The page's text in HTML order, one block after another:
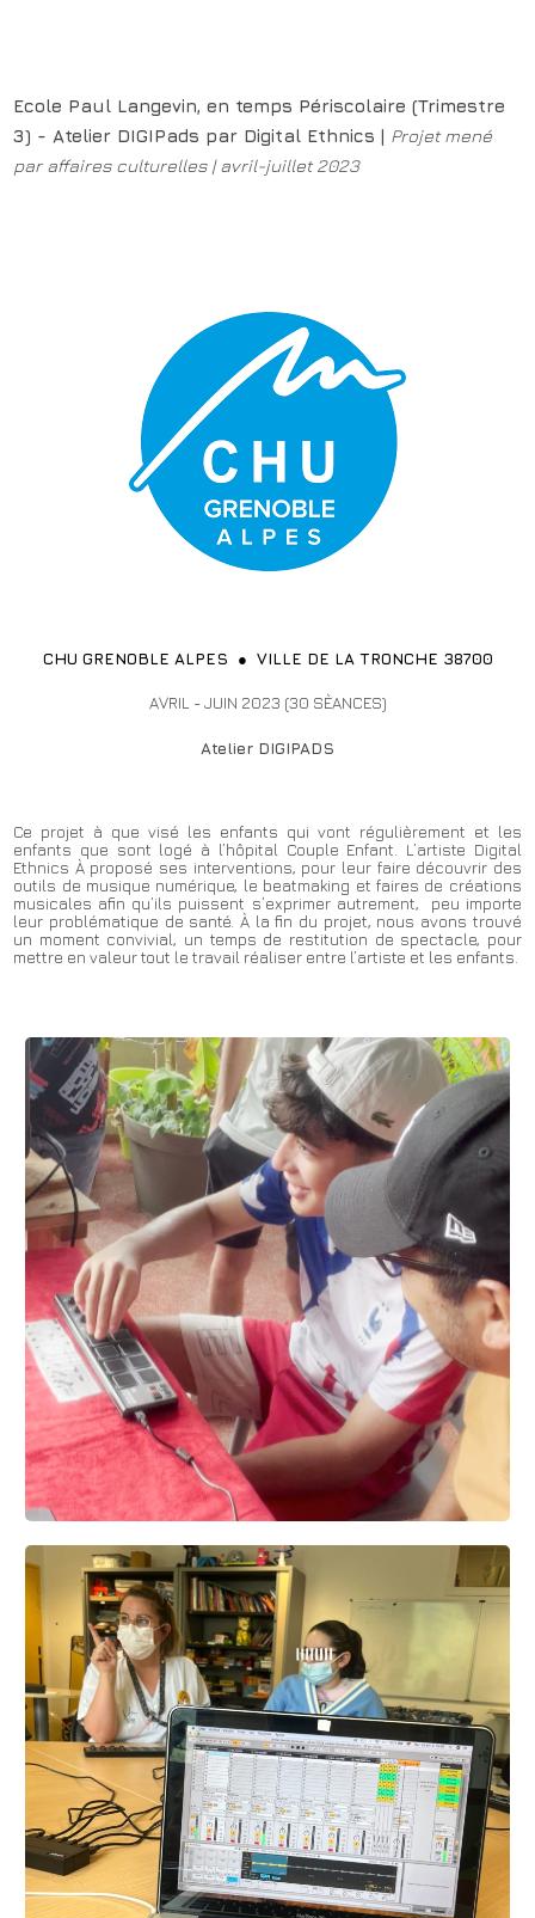
Ecole Paul Langevin, en temps Périscolaire (Trimestre
3) - Atelier DIGIPads par Digital Ethnics | Projet mené
par affaires culturelles | avril-juillet 2023
CHU GRENOBLE ALPES ● VILLE DE LA TRONCHE 38700
AVRIL - JUIN 2023 (30 SÈANCES)
Atelier DIGIPADS
Ce projet à que visé les enfants qui vont régulièrement et les
enfants que sont logé à l’hôpital Couple Enfant. L’artiste Digital
Ethnics À proposé ses interventions, pour leur faire découvrir des
outils de musique numérique, le beatmaking et faires de créations
musicales afin qu’ils puissent s’exprimer autrement, peu importe
leur problématique de santé. À la fin du projet, nous avons trouvé
un moment convivial, un temps de restitution de spectacle, pour
mettre en valeur tout le travail réaliser entre l’artiste et les enfants.